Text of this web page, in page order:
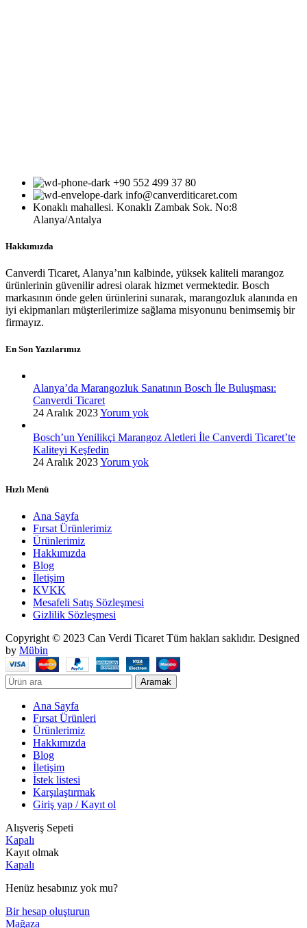
+90 552 499 37 80
info@canverditicaret.com
Konaklı mahallesi. Konaklı Zambak Sok. No:8
Alanya/Antalya
Hakkımızda
Canverdi Ticaret, Alanya’nın kalbinde, yüksek kaliteli marangoz
ürünlerinin güvenilir adresi olarak hizmet vermektedir. Bosch
markasının önde gelen ürünlerini sunarak, marangozluk alanında en
iyi ekipmanları müşterilerimize sağlama misyonunu benimsemiş bir
firmayız.
En Son Yazılarımız
Alanya’da Marangozluk Sanatının Bosch İle Buluşması:
Canverdi Ticaret
24 Aralık 2023Yorum yok
Bosch’un Yenilikçi Marangoz Aletleri İle Canverdi Ticaret’te
Kaliteyi Keşfedin
24 Aralık 2023Yorum yok
Hızlı Menü
Ana Sayfa
Fırsat Ürünlerimiz
Ürünlerimiz
Hakkımızda
Blog
İletişim
KVKK
Mesafeli Satış Sözleşmesi
Gizlilik Sözleşmesi
Copyright © 2023 Can Verdi Ticaret Tüm hakları saklıdır. Designed
by Mübin
Aramak
Ana Sayfa
Fırsat Ürünleri
Ürünlerimiz
Hakkımızda
Blog
İletişim
İstek listesi
Karşılaştırmak
Giriş yap / Kayıt ol
Alışveriş Sepeti
Kapalı
Kayıt olmak
Kapalı
Henüz hesabınız yok mu?
Bir hesap oluşturun
Mağaza